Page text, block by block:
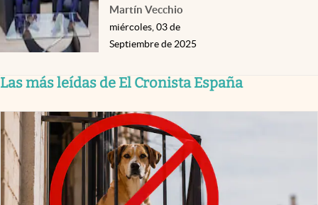
Martín Vecchio
miércoles, 03 de
Septiembre de 2025
Las más leídas de El Cronista España